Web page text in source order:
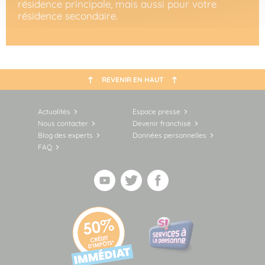
résidence principale, mais aussi pour votre
résidence secondaire.
REVENIR EN HAUT
Actualités
Espace presse
Nous contacter
Devenir franchisé
Blog des experts
Données personnelles
FAQ